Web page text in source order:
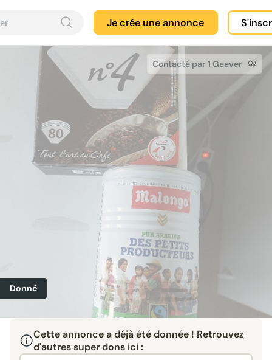
Je crée une annonce
Contacté par 1 Geever
Donné
Cette annonce a déjà été donnée ! Retrouvez
d'autres super dons ici :